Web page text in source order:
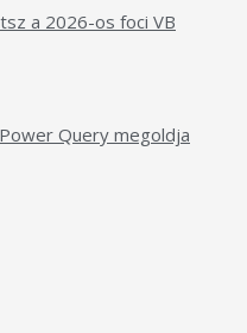
a 2026-os foci VB
Query megoldja